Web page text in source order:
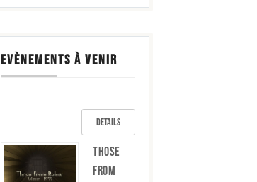
EVÈNEMENTS À VENIR
Details
Those
from